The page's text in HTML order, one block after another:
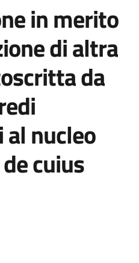
in merito
di altra
da
nucleo
cuius